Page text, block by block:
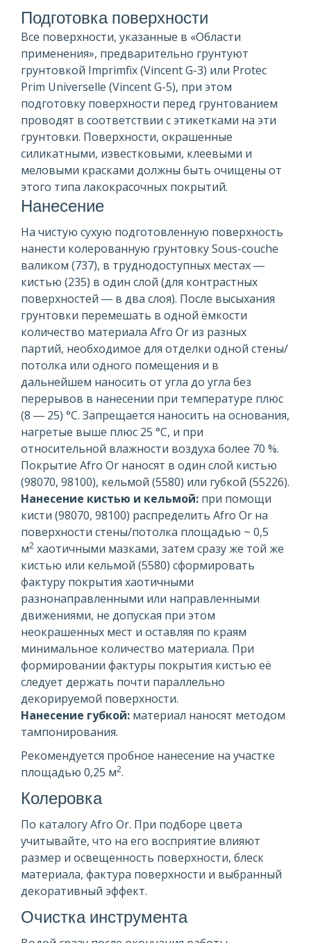
Подготовка поверхности
Все поверхности, указанные в «Области
применения», предварительно грунтуют
грунтовкой Imprimfix (Vincent G-3) или Protec
Prim Universelle (Vincent G-5), при этом
подготовку поверхности перед грунтованием
проводят в соответствии с этикетками на эти
грунтовки. Поверхности, окрашенные
силикатными, известковыми, клеевыми и
меловыми красками должны быть очищены от
этого типа лакокрасочных покрытий.
Нанесение
На чистую сухую подготовленную поверхность
нанести колерованную грунтовку Sous-couche
валиком (737), в труднодоступных местах ―
кистью (235) в один слой (для контрастных
поверхностей ― в два слоя). После высыхания
грунтовки перемешать в одной ёмкости
количество материала Afro Or из разных
партий, необходимое для отделки одной стены/
потолка или одного помещения и в
дальнейшем наносить от угла до угла без
перерывов в нанесении при температуре плюс
(8 ― 25) °С. Запрещается наносить на основания,
нагретые выше плюс 25 °С, и при
относительной влажности воздуха более 70 %.
Покрытие Afro Or наносят в один слой кистью
(98070, 98100), кельмой (5580) или губкой (55226).
Нанесение кистью и кельмой: при помощи
кисти (98070, 98100) распределить Afro Or на
поверхности стены/потолка площадью ~ 0,5
м2 хаотичными мазками, затем сразу же той же
кистью или кельмой (5580) сформировать
фактуру покрытия хаотичными
разнонаправленными или направленными
движениями, не допуская при этом
неокрашенных мест и оставляя по краям
минимальное количество материала. При
формировании фактуры покрытия кистью её
следует держать почти параллельно
декорируемой поверхности.
Нанесение губкой: материал наносят методом
тампонирования.
Рекомендуется пробное нанесение на участке
площадью 0,25 м2.
Колеровка
По каталогу Afro Or. При подборе цвета
учитывайте, что на его восприятие влияют
размер и освещенность поверхности, блеск
материала, фактура поверхности и выбранный
декоративный эффект.
Очистка инструмента